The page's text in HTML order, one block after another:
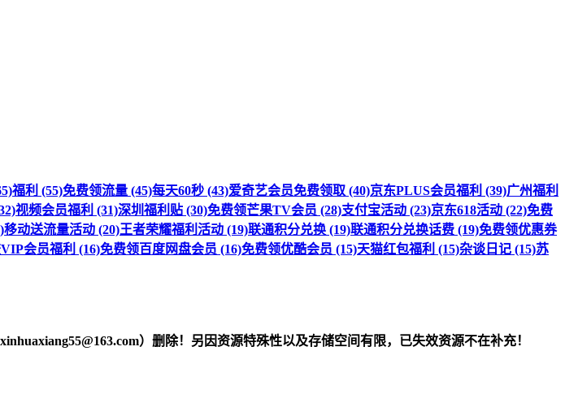
福利 (55)免费领流量 (45)每天60秒 (43)爱奇艺会员免费领取 (40)京东PLUS会员福利 (39)广州福利
视频会员福利 (31)深圳福利贴 (30)免费领芒果TV会员 (28)支付宝活动 (23)京东618活动 (22)免费
移动送流量活动 (20)王者荣耀福利活动 (19)联通积分兑换 (19)联通积分兑换话费 (19)免费领优惠券
会员福利 (16)免费领百度网盘会员 (16)免费领优酷会员 (15)天猫红包福利 (15)杂谈日记 (15)苏
）删除！另因资源特殊性以及存储空间有限，已失效资源不在补充！